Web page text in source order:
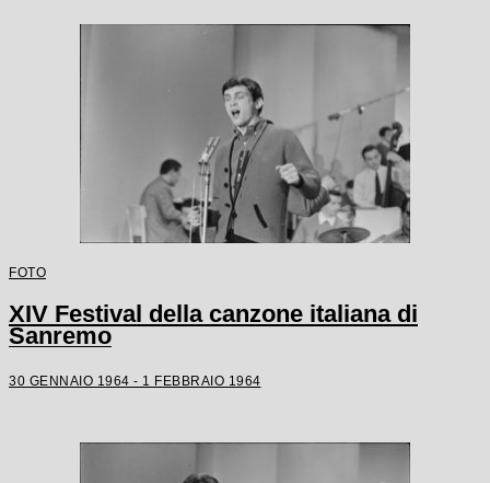
FOTO
XIV Festival della canzone italiana di
Sanremo
30 GENNAIO 1964 - 1 FEBBRAIO 1964